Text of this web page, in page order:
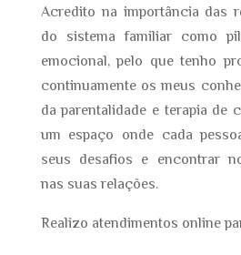
Acredito na importância das
do sistema familiar como
emocional, pelo que tenho
continuamente os meus
da parentalidade e terapia de
um espaço onde cada
seus desafios e encontrar
nas suas relações.
Realizo atendimentos online